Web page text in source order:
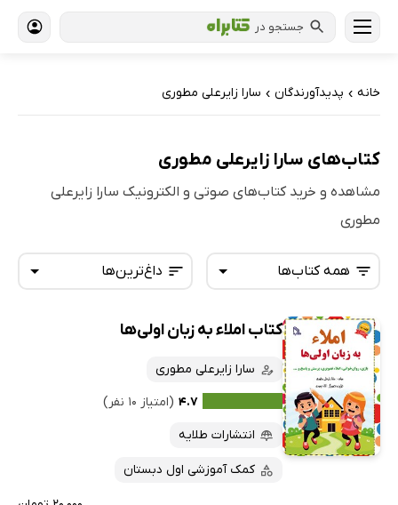
جستجو در
خانه › پدیدآورندگان › سارا زایرعلی مطوری
کتاب‌های سارا زایرعلی مطوری
مشاهده و خرید کتاب‌های صوتی و الکترونیک سارا زایرعلی
مطوری
داغ‌ترین‌ها
تازه‌ها
داغ‌ترین‌ها
پرفروش‌ها
ارزان ترین‌ها
همه کتاب‌ها
همه کتاب‌ها
کتاب‌های صوتی
کتاب‌های متنی
کتاب املاء به زبان اولی‌ها
سارا زایرعلی مطوری
۴.۷ (امتیاز ۱۰ نفر)
انتشارات طلایه
کمک آموزشی اول دبستان